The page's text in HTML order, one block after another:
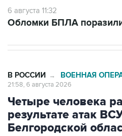
6 августа 11:32
Обломки БПЛА
В РОССИИ → ВОЕННАЯ
21:58, 6 августа 2026
Четыре человека
результате атак
Белгородской